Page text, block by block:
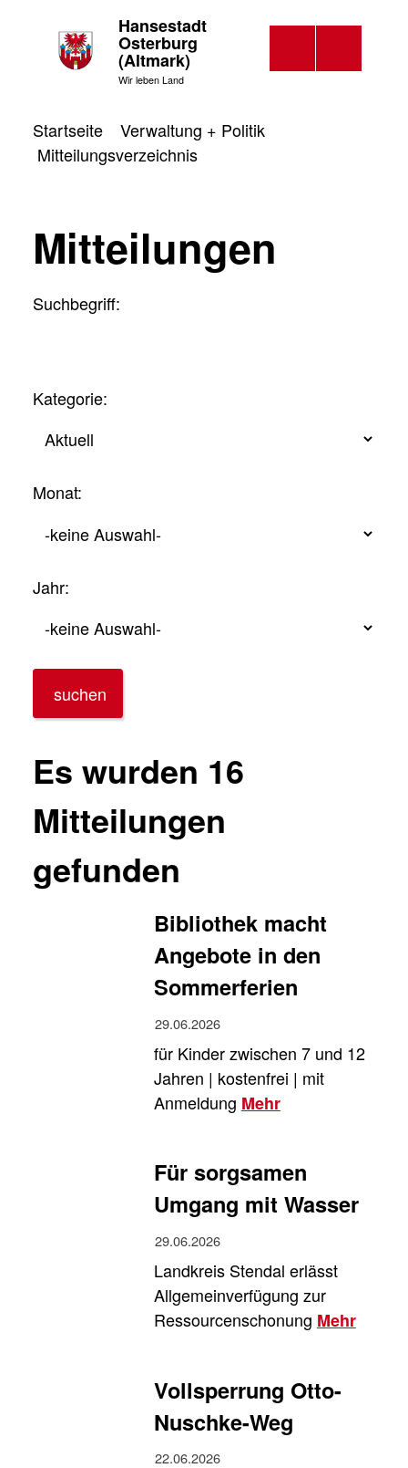
Hansestadt
Osterburg
(Altmark)
Wir leben Land
Startseite
Verwaltung + Politik
Mitteilungsverzeichnis
Mitteilungen
Suchbegriff:
Kategorie:
Monat:
Jahr:
suchen
Es wurden 16
Mitteilungen
gefunden
Bibliothek macht
Angebote in den
Sommerferien
29.06.2026
für Kinder zwischen 7 und 12
Jahren | kostenfrei | mit
Anmeldung Mehr
Für sorgsamen
Umgang mit Wasser
29.06.2026
Landkreis Stendal erlässt
Allgemeinverfügung zur
Ressourcenschonung Mehr
Vollsperrung Otto-
Nuschke-Weg
22.06.2026